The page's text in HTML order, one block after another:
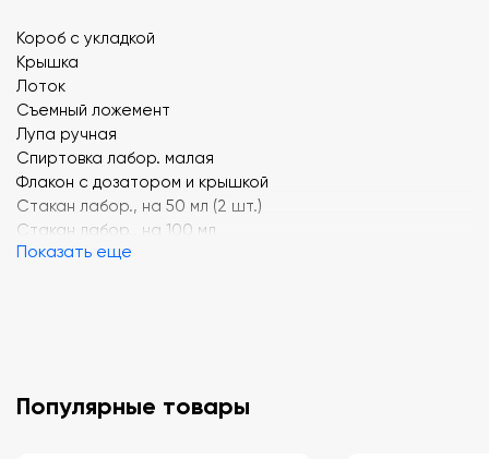
Короб с укладкой
Крышка
Лоток
Съемный ложемент
Лупа ручная
Спиртовка лабор. малая
Флакон с дозатором и крышкой
Стакан лабор., на 50 мл (2 шт.)
Стакан лабор., на 100 мл
Воронка лабор. В-56
Крышка-капельница К/Ф-1 (7 шт.)
Зажим пробирочный
Показать еще
Популярные товары